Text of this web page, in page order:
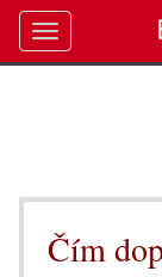
Čím
Toggle
navigation